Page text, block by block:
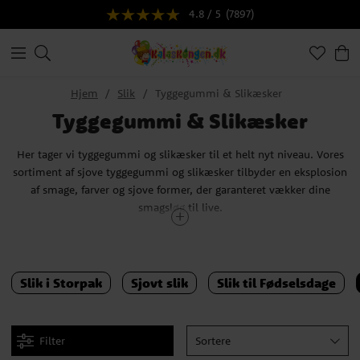
4.8 / 5 (7897)
Hjem Slik Tyggegummi & Slikæsker
Tyggegummi & Slikæsker
Her tager vi tyggegummi og slikæsker til et helt nyt niveau. Vores
sortiment af sjove tyggegummi og slikæsker tilbyder en eksplosion
af smage, farver og sjove former, der garanteret vækker dine
smagsløg til live.
varianter som dinosauræg og tyggegummi med colasmag. For
dem, der foretrækker noget mindre klistret slik, har vi slikæsker
eller dyk ned i barndommens nostalgi med Pippi Langstrømpes
Krumelurpiller. Hver æske er en invitation til at udforske og nyde!
Slik i Storpak Sjovt slik Slik til Fødselsdage
Filter Sortere